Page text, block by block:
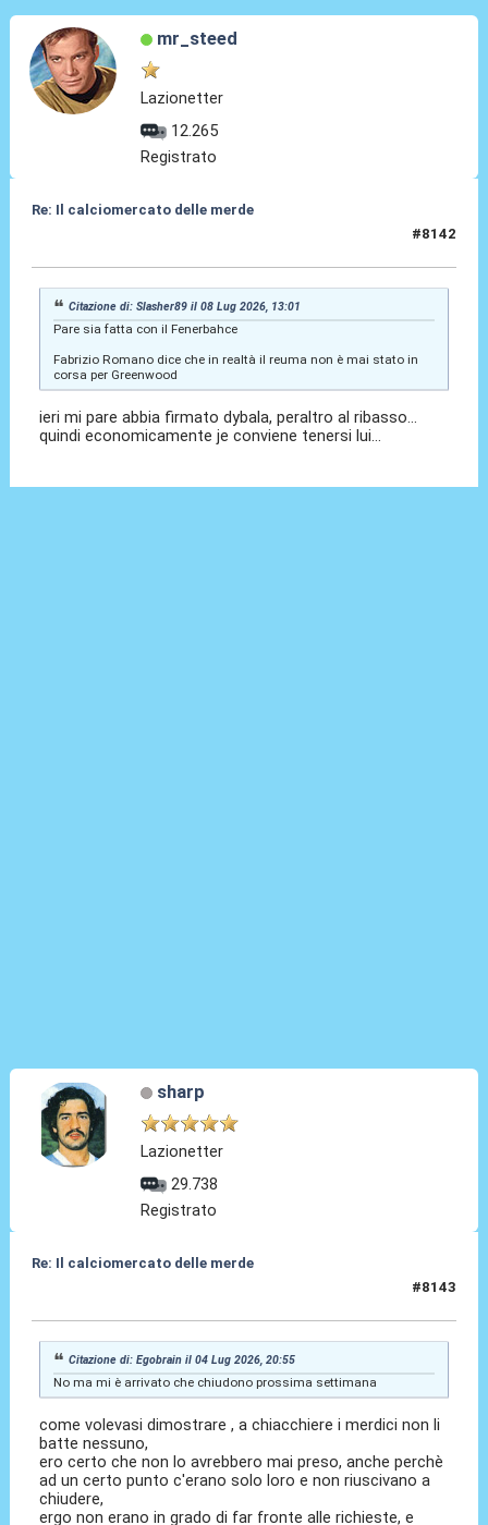
mr_steed
Lazionetter
12.265
Registrato
Re: Il calciomercato delle merde
#8142
Citazione di: Slasher89 il 08 Lug 2026, 13:01
Pare sia fatta con il Fenerbahce
Fabrizio Romano dice che in realtà il reuma non è mai stato in
corsa per Greenwood
ieri mi pare abbia firmato dybala, peraltro al ribasso...
quindi economicamente je conviene tenersi lui...
sharp
Lazionetter
29.738
Registrato
Re: Il calciomercato delle merde
#8143
Citazione di: Egobrain il 04 Lug 2026, 20:55
No ma mi è arrivato che chiudono prossima settimana
come volevasi dimostrare , a chiacchiere i merdici non li
batte nessuno,
ero certo che non lo avrebbero mai preso, anche perchè
ad un certo punto c'erano solo loro e non riuscivano a
chiudere,
ergo non erano in grado di far fronte alle richieste, e